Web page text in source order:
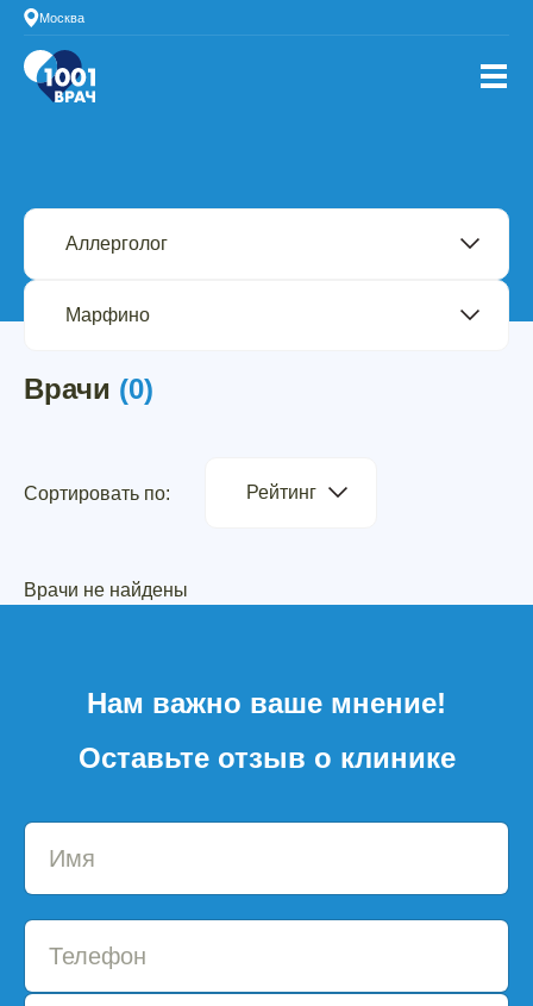
Москва
Врачи (0)
Сортировать по: Рейтинг
Врачи не найдены
Нам важно ваше мнение!
Оставьте отзыв о клинике